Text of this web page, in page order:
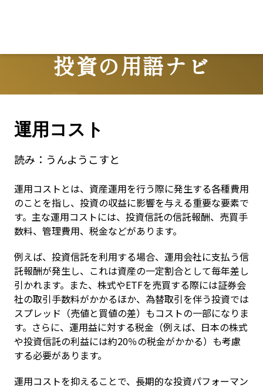
投資の用語ナビ
Terms
運用コスト
読み： うんようこすと
運用コストとは、資産運用を行う際に発生する各種費用
のことを指し、投資の収益に影響を与える重要な要素で
す。主な運用コストには、投資信託の信託報酬、売買手
数料、管理費用、税金などがあります。
例えば、投資信託を利用する場合、運用会社に支払う信
託報酬が発生し、これは資産の一定割合として毎年差し
引かれます。また、株式やETFを売買する際には証券会
社の取引手数料がかかるほか、為替取引を伴う投資では
スプレッド（売値と買値の差）もコストの一部になりま
す。さらに、運用益に対する税金（例えば、日本の株式
や投資信託の利益には約20％の税金がかかる）も考慮
する必要があります。
運用コストを抑えることで、長期的な投資パフォーマン